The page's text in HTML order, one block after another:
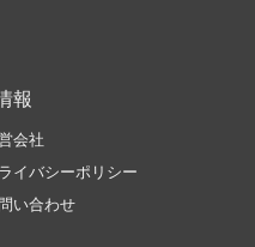
報
会社
イバシーポリシー
い合わせ